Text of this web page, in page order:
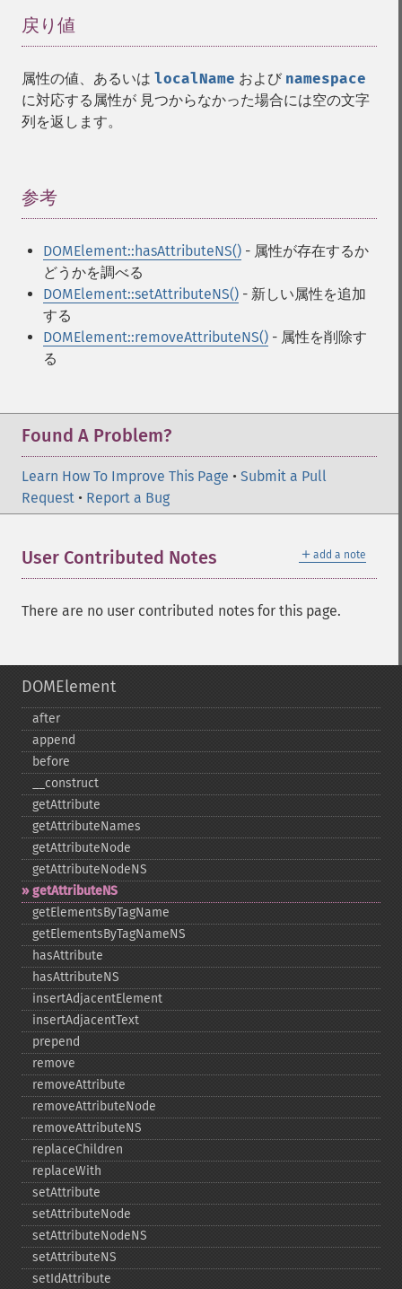
戻り値
属性の値、あるいは localName および namespace
に対応する属性が 見つからなかった場合には空の文字
列を返します。
参考
DOMElement::hasAttributeNS() - 属性が存在するか
どうかを調べる
DOMElement::setAttributeNS() - 新しい属性を追加
する
DOMElement::removeAttributeNS() - 属性を削除す
る
Found A Problem?
Learn How To Improve This Page • Submit a Pull
Request • Report a Bug
＋ add a note
User Contributed Notes
There are no user contributed notes for this page.
DOMElement
after
append
before
_​_​construct
getAttribute
getAttributeNames
getAttributeNode
getAttributeNodeNS
getAttributeNS
getElementsByTagName
getElementsByTagNameNS
hasAttribute
hasAttributeNS
insertAdjacentElement
insertAdjacentText
prepend
remove
removeAttribute
removeAttributeNode
removeAttributeNS
replaceChildren
replaceWith
setAttribute
setAttributeNode
setAttributeNodeNS
setAttributeNS
setIdAttribute